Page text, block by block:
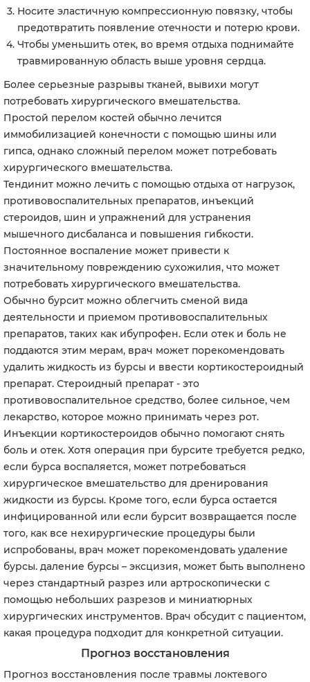
Носите эластичную компрессионную повязку, чтобы
предотвратить появление отечности и потерю крови.
Чтобы уменьшить отек, во время отдыха поднимайте
травмированную область выше уровня сердца.
Более серьезные разрывы тканей, вывихи могут
потребовать хирургического вмешательства.
Простой перелом костей обычно лечится
иммобилизацией конечности с помощью шины или
гипса, однако сложный перелом может потребовать
хирургического вмешательства.
Тендинит можно лечить с помощью отдыха от нагрузок,
противовоспалительных препаратов, инъекций
стероидов, шин и упражнений для устранения
мышечного дисбаланса и повышения гибкости.
Постоянное воспаление может привести к
значительному повреждению сухожилия, что может
потребовать хирургического вмешательства.
Обычно бурсит можно облегчить сменой вида
деятельности и приемом противовоспалительных
препаратов, таких как ибупрофен. Если отек и боль не
поддаются этим мерам, врач может порекомендовать
удалить жидкость из бурсы и ввести кортикостероидный
препарат. Стероидный препарат - это
противовоспалительное средство, более сильное, чем
лекарство, которое можно принимать через рот.
Инъекции кортикостероидов обычно помогают снять
боль и отек. Хотя операция при бурсите требуется редко,
если бурса воспаляется, может потребоваться
хирургическое вмешательство для дренирования
жидкости из бурсы. Кроме того, если бурса остается
инфицированной или если бурсит возвращается после
того, как все нехирургические процедуры были
испробованы, врач может порекомендовать удаление
бурсы. даление бурсы – эксцизия, может быть выполнено
через стандартный разрез или артроскопически с
помощью небольших разрезов и миниатюрных
хирургических инструментов. Врач обсудит с пациентом,
какая процедура подходит для конкретной ситуации.
Прогноз восстановления
Прогноз восстановления после травмы локтевого